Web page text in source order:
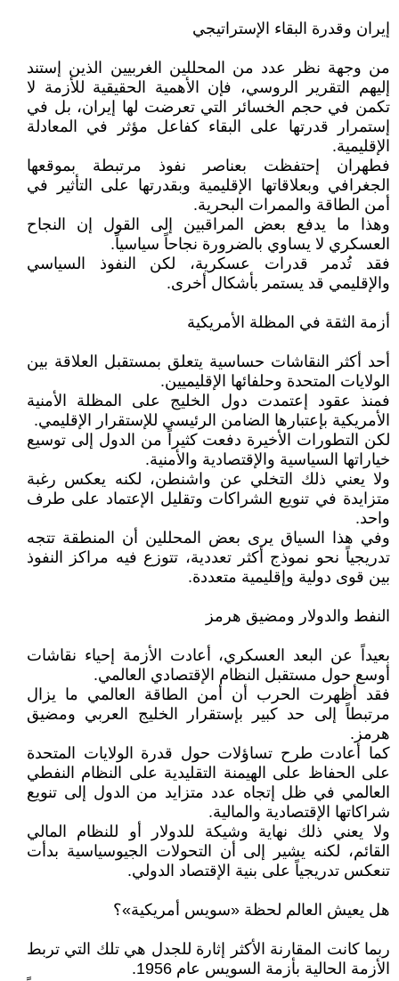
إيران وقدرة البقاء الإستراتيجي
من وجهة نظر عدد من المحللين الغربيين الذين إستند
إليهم التقرير الروسي، فإن الأهمية الحقيقية للأزمة لا
تكمن في حجم الخسائر التي تعرضت لها إيران، بل في
إستمرار قدرتها على البقاء كفاعل مؤثر في المعادلة
الإقليمية.
فطهران إحتفظت بعناصر نفوذ مرتبطة بموقعها
الجغرافي وبعلاقاتها الإقليمية وبقدرتها على التأثير في
أمن الطاقة والممرات البحرية.
وهذا ما يدفع بعض المراقبين إلى القول إن النجاح
العسكري لا يساوي بالضرورة نجاحاً سياسياً.
فقد تُدمر قدرات عسكرية، لكن النفوذ السياسي
والإقليمي قد يستمر بأشكال أخرى.
أزمة الثقة في المظلة الأمريكية
أحد أكثر النقاشات حساسية يتعلق بمستقبل العلاقة بين
الولايات المتحدة وحلفائها الإقليميين.
فمنذ عقود إعتمدت دول الخليج على المظلة الأمنية
الأمريكية بإعتبارها الضامن الرئيسي للإستقرار الإقليمي.
لكن التطورات الأخيرة دفعت كثيراً من الدول إلى توسيع
خياراتها السياسية والإقتصادية والأمنية.
ولا يعني ذلك التخلي عن واشنطن، لكنه يعكس رغبة
متزايدة في تنويع الشراكات وتقليل الإعتماد على طرف
واحد.
وفي هذا السياق يرى بعض المحللين أن المنطقة تتجه
تدريجياً نحو نموذج أكثر تعددية، تتوزع فيه مراكز النفوذ
بين قوى دولية وإقليمية متعددة.
النفط والدولار ومضيق هرمز
بعيداً عن البعد العسكري، أعادت الأزمة إحياء نقاشات
أوسع حول مستقبل النظام الإقتصادي العالمي.
فقد أظهرت الحرب أن أمن الطاقة العالمي ما يزال
مرتبطاً إلى حد كبير بإستقرار الخليج العربي ومضيق
هرمز.
كما أعادت طرح تساؤلات حول قدرة الولايات المتحدة
على الحفاظ على الهيمنة التقليدية على النظام النفطي
العالمي في ظل إتجاه عدد متزايد من الدول إلى تنويع
شراكاتها الإقتصادية والمالية.
ولا يعني ذلك نهاية وشيكة للدولار أو للنظام المالي
القائم، لكنه يشير إلى أن التحولات الجيوسياسية بدأت
تنعكس تدريجياً على بنية الإقتصاد الدولي.
هل يعيش العالم لحظة «سويس أمريكية»؟
ربما كانت المقارنة الأكثر إثارة للجدل هي تلك التي تربط
الأزمة الحالية بأزمة السويس عام 1956.